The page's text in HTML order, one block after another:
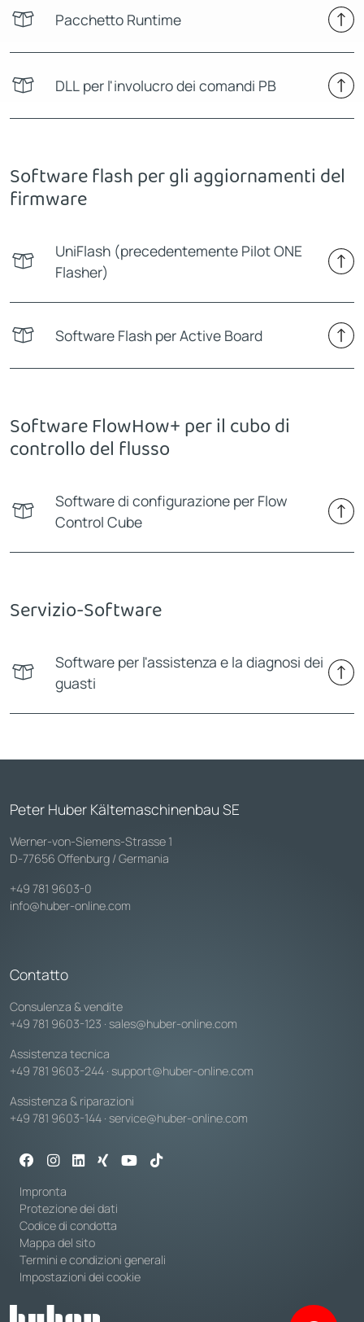
Pacchetto Runtime
DLL per l'involucro dei comandi PB
Software flash per gli aggiornamenti del
firmware
UniFlash (precedentemente Pilot ONE
Flasher)
Software Flash per Active Board
Software FlowHow+ per il cubo di
controllo del flusso
Software di configurazione per Flow
Control Cube
Servizio-Software
Software per l'assistenza e la diagnosi dei
guasti
Peter Huber Kältemaschinenbau SE
Werner-von-Siemens-Strasse 1
D-77656 Offenburg / Germania
+49 781 9603-0
info@huber-online.com
Contatto
Consulenza & vendite
+49 781 9603-123 · sales@huber-online.com
Assistenza tecnica
+49 781 9603-244 · support@huber-online.com
Assistenza & riparazioni
+49 781 9603-144 · service@huber-online.com
Impronta
Protezione dei dati
Codice di condotta
Mappa del sito
Termini e condizioni generali
Impostazioni dei cookie